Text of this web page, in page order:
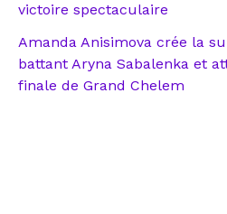
victoire spectaculaire
Amanda Anisimova crée la
battant Aryna Sabalenka et
finale de Grand Chelem